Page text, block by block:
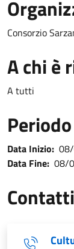
Consorzio
A chi è
A tutti
Periodo
Data Inizio:
Data Fine: 08/
Contatti